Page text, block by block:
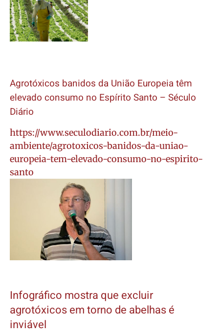
Agrotóxicos banidos da União Europeia têm
elevado consumo no Espírito Santo – Século
Diário
https://www.seculodiario.com.br/meio-
ambiente/agrotoxicos-banidos-da-uniao-
europeia-tem-elevado-consumo-no-espirito-
santo
Infográfico mostra que excluir
agrotóxicos em torno de abelhas é
inviável